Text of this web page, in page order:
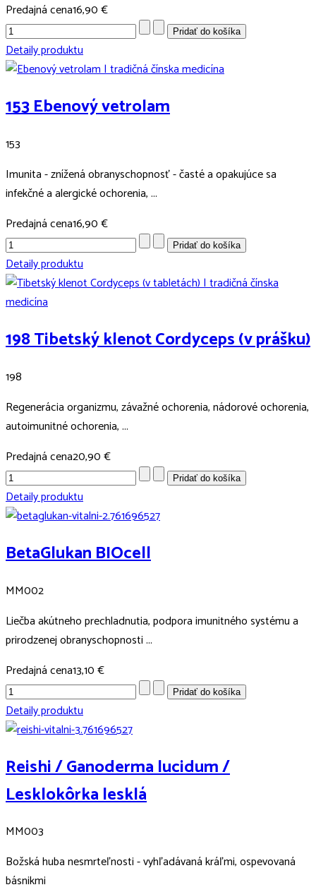
Predajná cena16,90 €
Detaily produktu
153 Ebenový vetrolam
153
Imunita - znížená obranyschopnosť - časté a opakujúce sa
infekčné a alergické ochorenia, ...
Predajná cena16,90 €
Detaily produktu
198 Tibetský klenot Cordyceps (v prášku)
198
Regenerácia organizmu, závažné ochorenia, nádorové ochorenia,
autoimunitné ochorenia, ...
Predajná cena20,90 €
Detaily produktu
BetaGlukan BIOcell
MM002
Liečba akútneho prechladnutia, podpora imunitného systému a
prirodzenej obranyschopnosti ...
Predajná cena13,10 €
Detaily produktu
Reishi / Ganoderma lucidum /
Lesklokôrka lesklá
MM003
Božská huba nesmrteľnosti - vyhľadávaná kráľmi, ospevovaná
básnikmi